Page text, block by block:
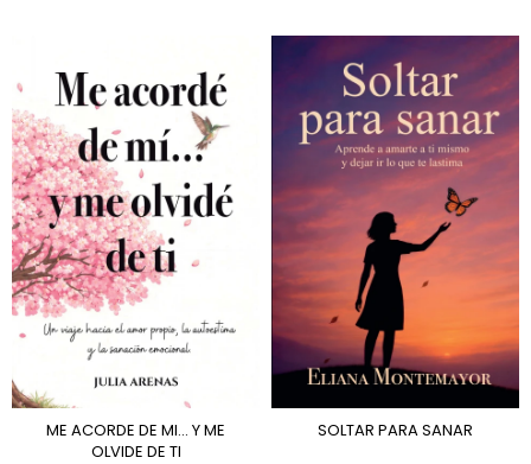
ME ACORDE DE MI... Y ME
OLVIDE DE TI
SOLTAR PARA SANAR